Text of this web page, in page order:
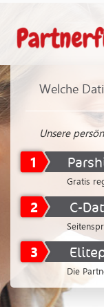
Welche
Unsere
1
2 C-
3